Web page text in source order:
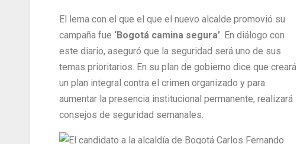
El lema con el que el que el nuevo alcalde promovió su
campaña fue ‘Bogotá camina segura’. En diálogo con
este diario, aseguró que la seguridad será uno de sus
temas prioritarios. En su plan de gobierno dice que creará
un plan integral contra el crimen organizado y para
aumentar la presencia institucional permanente, realizará
consejos de seguridad semanales.